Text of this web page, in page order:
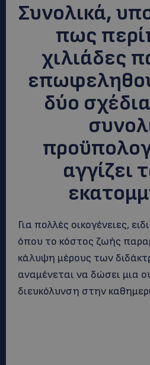
Συνολικά,
πως
χιλιάδες
δύο
αγγίζει
Για πολλές οικογένειες,
όπου το κόστος ζωής
κάλυψη μέρους των
αναμένεται να δώσει μια
διευκόλυνση στην